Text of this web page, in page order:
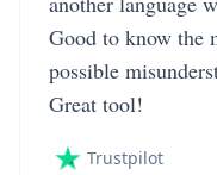
Good to know the
possible
Great tool!
Trustpilot